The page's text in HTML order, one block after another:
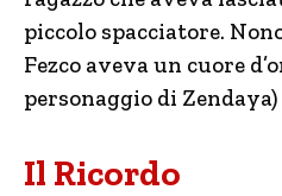
piccolo spacciatore.
Fezco aveva un cuore
personaggio di
Il Ricordo